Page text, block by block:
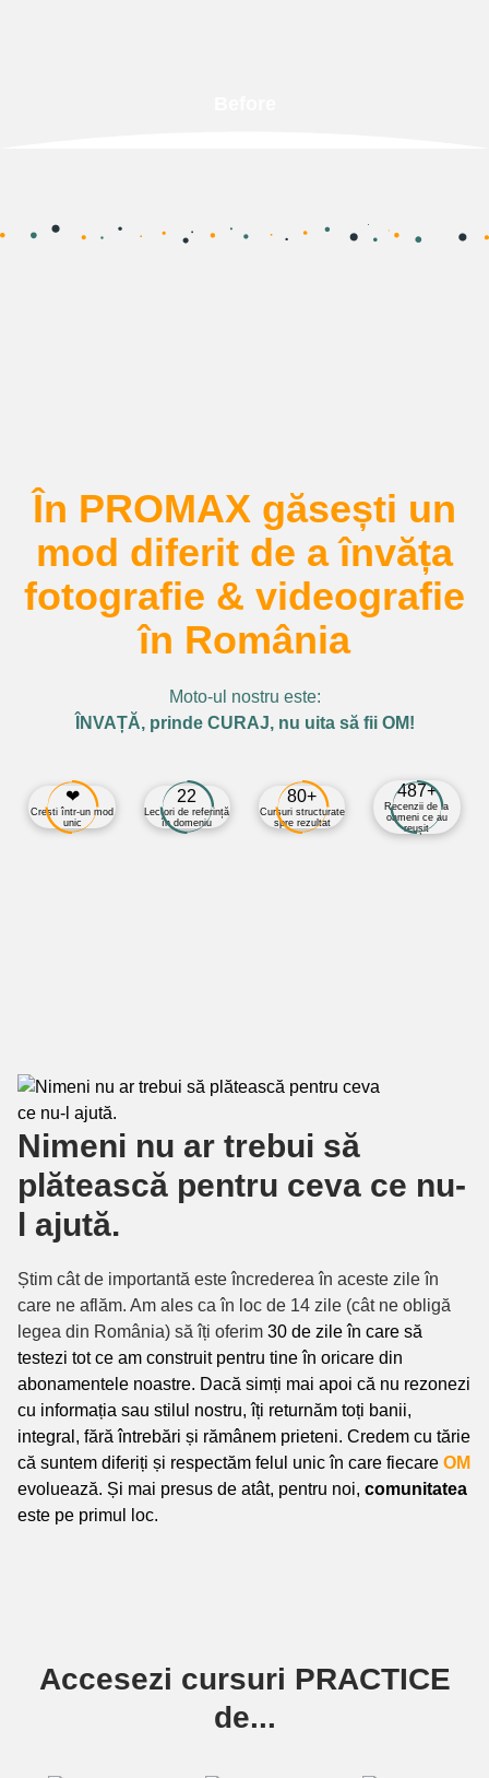
În PROMAX găsești un
mod diferit de a învăța
fotografie & videografie
în România
Moto-ul nostru este:
ÎNVAȚĂ, prinde CURAJ, nu uita să fii OM!
❤
Crești într-un mod
unic
22
Lectori de referință
în domeniu
80+
Cursuri structurate
spre rezultat
487+
Recenzii de la
oameni ce au
reușit
Nimeni nu ar trebui să
plătească pentru ceva ce nu-
l ajută.
Știm cât de importantă este încrederea în aceste zile în
care ne aflăm. Am ales ca în loc de 14 zile (cât ne obligă
legea din România) să îți oferim 30 de zile în care să
testezi tot ce am construit pentru tine în oricare din
abonamentele noastre. Dacă simți mai apoi că nu rezonezi
cu informația sau stilul nostru, îți returnăm toți banii,
integral, fără întrebări și rămânem prieteni. Credem cu tărie
că suntem diferiți și respectăm felul unic în care fiecare OM
evoluează. Și mai presus de atât, pentru noi, comunitatea
este pe primul loc.
Accesezi cursuri PRACTICE
de...